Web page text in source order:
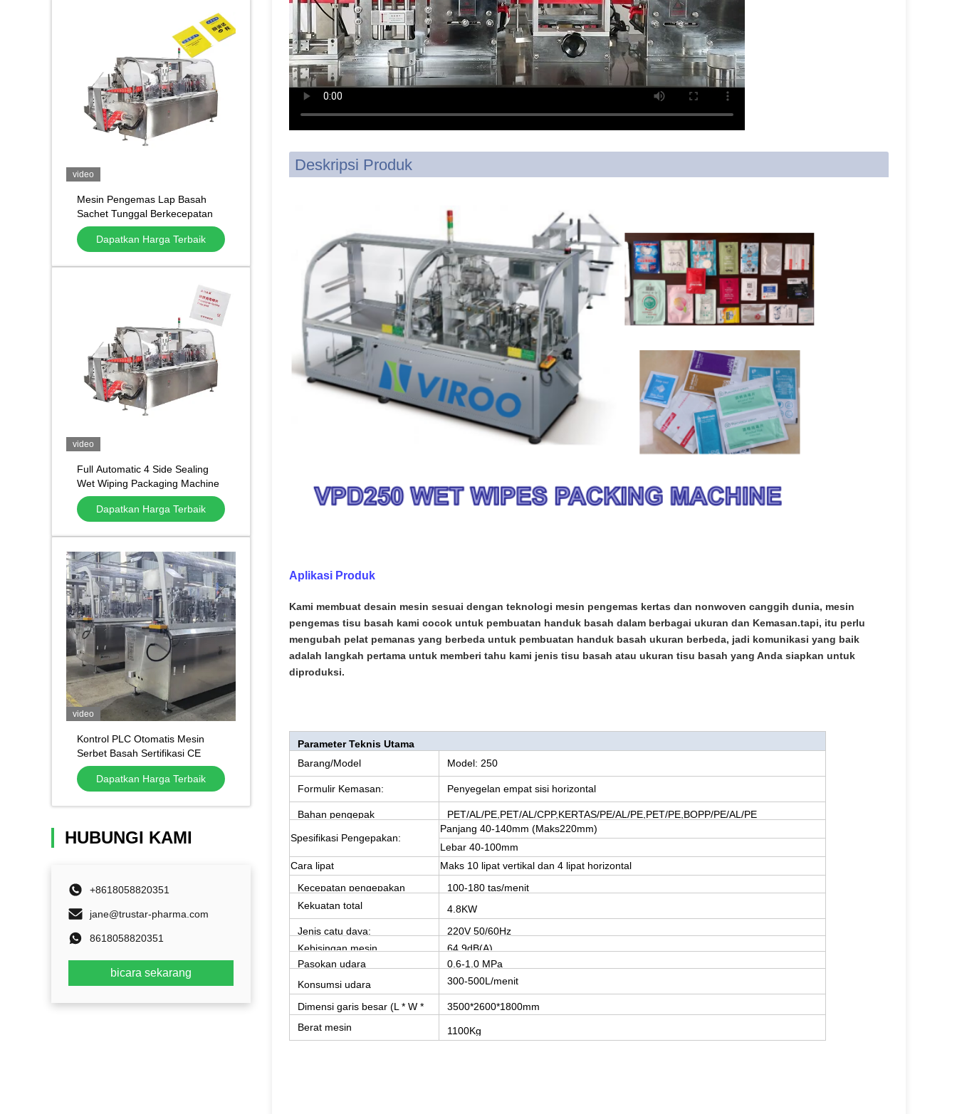
Deskripsi Produk
Aplikasi Produk
Kami membuat desain mesin sesuai dengan teknologi mesin pengemas kertas dan nonwoven canggih dunia, mesin
pengemas tisu basah kami cocok untuk pembuatan handuk basah dalam berbagai ukuran dan Kemasan.tapi, itu perlu
mengubah pelat pemanas yang berbeda untuk pembuatan handuk basah ukuran berbeda, jadi komunikasi yang baik
adalah langkah pertama untuk memberi tahu kami jenis tisu basah atau ukuran tisu basah yang Anda siapkan untuk
diproduksi.
Parameter Teknis Utama
Barang/Model
Model: 250
Formulir Kemasan: Penyegelan empat sisi horizontal
Bahan pengepak PET/AL/PE,PET/AL/CPP,KERTAS/PE/AL/PE,PET/PE,BOPP/PE/AL/PE
Spesifikasi Pengepakan:
Panjang 40-140mm (Maks220mm)
Lebar 40-100mm
Cara lipat
Maks 10 lipat vertikal dan 4 lipat horizontal
Kecepatan pengepakan
100-180 tas/menit
Kekuatan total
4.8KW
Jenis catu daya:
220V 50/60Hz
Kebisingan mesin
64.9dB(A)
Pasokan udara
0,6-1,0 MPa
Konsumsi udara
300-500L/menit
Dimensi garis besar (L * W *
H)
3500*2600*1800mm
Berat mesin
1100Kg
video
Mesin Pengemas Lap Basah
Sachet Tunggal Berkecepatan
Tinggi Mesin Pengemas
Bantalan Persiapan Alkohol
Dapatkan Harga Terbaik
video
Full Automatic 4 Side Sealing
Wet Wiping Packaging Machine
Single Sachet Alcohol Swab
Packing Machine Mesin
Dapatkan Harga Terbaik
video
Kontrol PLC Otomatis Mesin
Serbet Basah Sertifikasi CE
Penghematan Daya
Dapatkan Harga Terbaik
HUBUNGI KAMI
+8618058820351
jane@trustar-pharma.com
8618058820351
bicara sekarang